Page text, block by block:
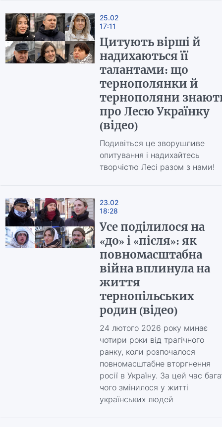
25.02
17:11
Цитують вірші й
надихаються її
талантами: що
тернополянки й
тернополяни
про Лесю Українку
(відео)
Подивіться це зворушливе
опитування і надихайтесь
творчістю Лесі разом з нами!
23.02
18:28
Усе поділилося на
«до» і «після»: як
повномасштабна
війна вплинула на
життя
тернопільських
родин (відео)
24 лютого 2026 року минає
чотири роки від трагічного
ранку, коли розпочалося
повномасштабне вторгнення
росії в Україну. За цей час
чого змінилося у житті
українських людей